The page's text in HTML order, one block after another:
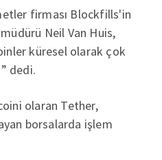
firması Blockfills'in
Neil Van Huis,
küresel olarak çok
dedi.
olaran Tether,
borsalarda işlem